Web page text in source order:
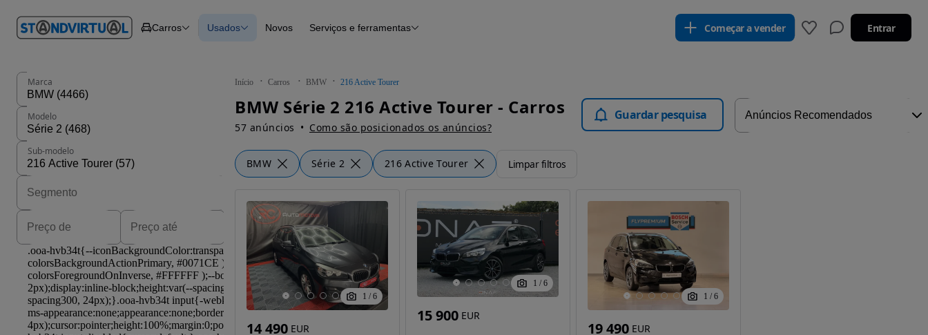
em
Carros Carros
Carros
Novos
Usados Novos
Histórico do veículo
Serviços e ferramentas Começar a vender Entrar
Início Carros BMW 216 Active Tourer
BMW Série 2 216 Active Tourer - Carros
57 anúncios Como são posicionados os anúncios?
Guardar pesquisa
BMW Série 2 216 Active Tourer Limpar filtros
Marca
Modelo
Sub-modelo
1 / 6
14 490 EUR
1 / 6
15 900 EUR
1 / 6
19 490 EUR